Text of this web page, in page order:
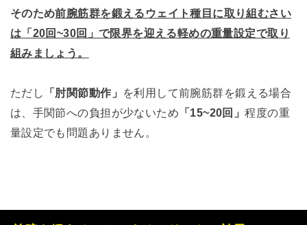
そのため前腕筋群を鍛えるウェイト種目に取り組むさい
は「20回~30回」で限界を迎える軽めの重量設定で取り
組みましょう。
ただし 「肘関節動作」
を利用して前腕筋群を鍛える場合
は、手関節への負担が少ないため 「15~20回」程度の重
量設定でも問題ありません。